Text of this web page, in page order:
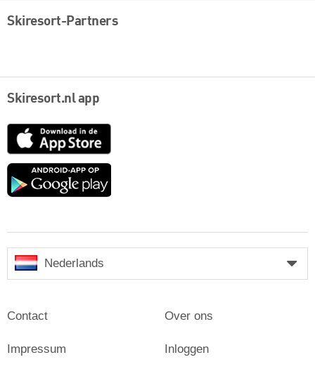
Skiresort-Partners
Skiresort.nl app
App
Google
Nederlands
Contact
Impressum
Over ons
Inloggen